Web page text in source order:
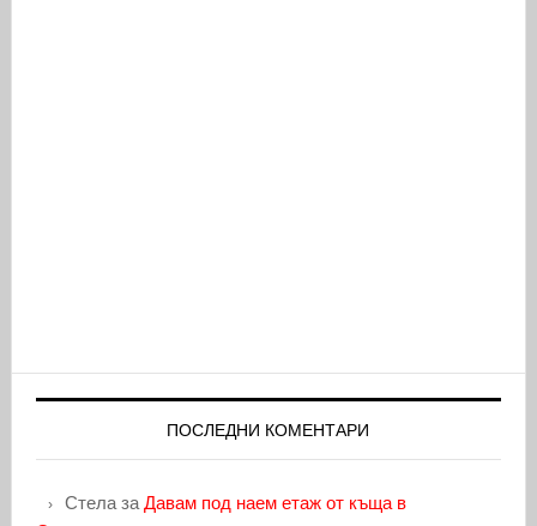
ПОСЛЕДНИ КОМЕНТАРИ
Стелаза Давам под наем етаж от къща в